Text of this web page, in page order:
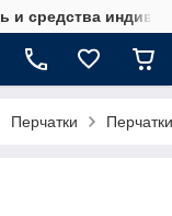
и средства
Перчатки